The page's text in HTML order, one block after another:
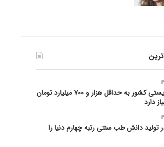
تنوع زیستی کشور به حداقل هزار و ۷۰۰ میلیارد تومان
دارد
تولید دانش طب سنتی رتبه چهارم دنیا را